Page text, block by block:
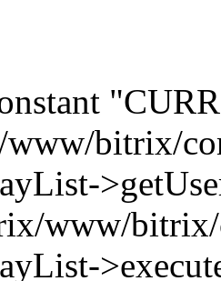
bitrix/
www/bitrix/